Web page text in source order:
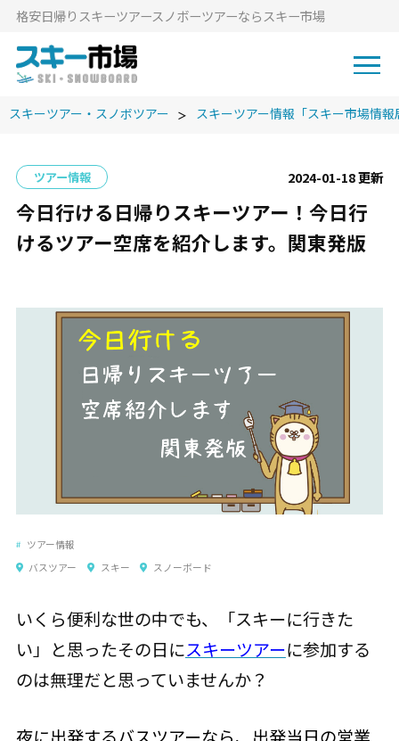
格安⽇帰りスキーツアースノボーツアーならスキー市場
スキーツアー・スノボツアー スキーツアー情報「スキー市場情報
ツアー情報 2024-01-18 更新
今日行ける日帰りスキーツアー！今日行
けるツアー空席を紹介します。関東発版
ツアー情報
バスツアー
スキー スノーボード
いくら便利な世の中でも、「スキーに行きた
い」と思ったその日にスキーツアーに参加する
のは無理だと思っていませんか？